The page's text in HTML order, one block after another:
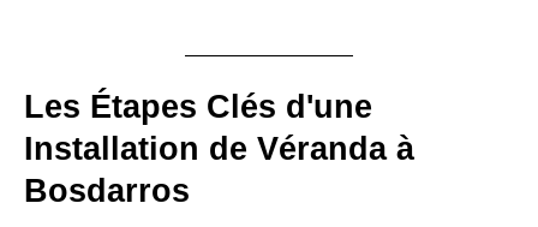
Les Étapes Clés d'une
Installation de Véranda à
Bosdarros